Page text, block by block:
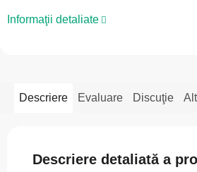
Informaţii detaliate
Descriere Evaluare Discuţie
Descriere detaliată a